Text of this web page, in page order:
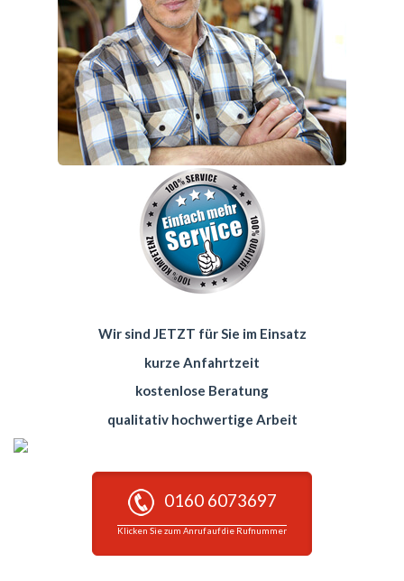
Wir sind JETZT für Sie im Einsatz
kurze Anfahrtzeit
kostenlose Beratung
qualitativ hochwertige Arbeit
0160 6073697
Klicken Sie zum Anruf auf die Rufnummer